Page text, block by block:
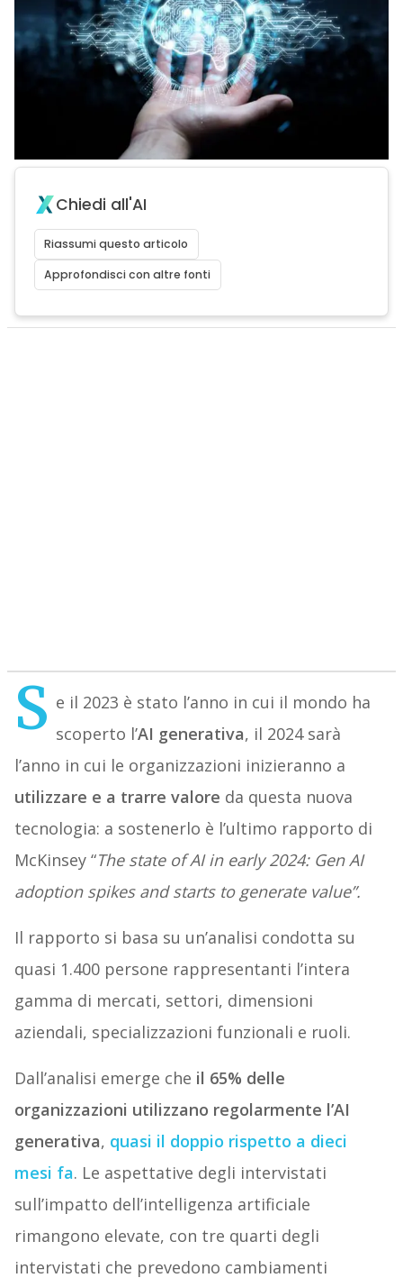
Chiedi all'AI
Riassumi questo articolo
Approfondisci con altre fonti
S e il 2023 è stato l’anno in cui il mondo ha
scoperto l’AI generativa, il 2024 sarà
l’anno in cui le organizzazioni inizieranno a
utilizzare e a trarre valore da questa nuova
tecnologia: a sostenerlo è l’ultimo rapporto di
McKinsey “The state of AI in early 2024: Gen AI
adoption spikes and starts to generate value”.
Il rapporto si basa su un’analisi condotta su
quasi 1.400 persone rappresentanti l’intera
gamma di mercati, settori, dimensioni
aziendali, specializzazioni funzionali e ruoli.
Dall’analisi emerge che il 65% delle
organizzazioni utilizzano regolarmente l’AI
generativa, quasi il doppio rispetto a dieci
mesi fa. Le aspettative degli intervistati
sull’impatto dell’intelligenza artificiale
rimangono elevate, con tre quarti degli
intervistati che prevedono cambiamenti